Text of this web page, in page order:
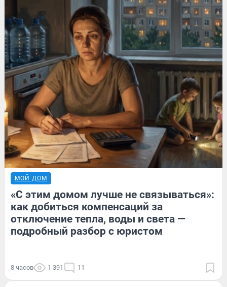
МОЙ ДОМ
«С этим домом лучше не связываться»:
как добиться компенсаций за
отключение тепла, воды и света —
подробный разбор с юристом
8 часов 1 391 11